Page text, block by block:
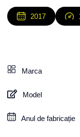
2017
Marca
Model
Anul de fabricație